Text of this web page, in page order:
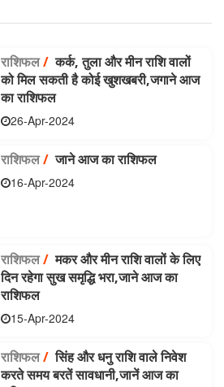
राशिफल/कर्क, तुला और मीन राशि वालों
को मिल सकती है कोई खुशखबरी,जगाने आज
का राशिफल
26-Apr-2024
राशिफल/जाने आज का राशिफल
16-Apr-2024
राशिफल/मकर और मीन राशि वालों के लिए
दिन रहेगा सुख समृद्धि भरा,जाने आज का
राशिफल
15-Apr-2024
राशिफल/सिंह और धनु राशि वाले निवेश
करते समय बरतें सावधानी,जानें आज का